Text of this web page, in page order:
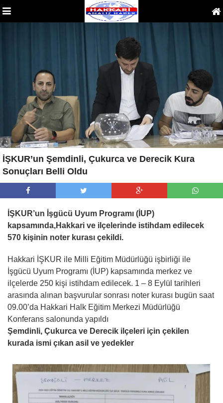
İŞKUR’un Şemdinli, Çukurca ve Derecik Kura
Sonuçları Belli Oldu
İŞKUR’un İşgücü Uyum Programı (İUP)
kapsamında,Hakkari ve ilçelerinde istihdam edilecek
570 kişinin noter kurası çekildi.
Hakkari İŞKUR ile Milli Eğitim Müdürlüğü işbirliği ile
İşgücü Uyum Programı (İUP) kapsamında merkez ve
ilçelerde 250 kişi istihdam edilecek. 1 – 8 Eylül tarihleri
arasında alınan başvurular sonrası noter kurası bugün saat
09.00’da Hakkari Halk Eğitim Merkezi Müdürlüğü
Konferans salonunda yapıldı
Şemdinli, Çukurca ve Derecik ilçeleri için çekilen
kurada ismi çıkan asil ve yedekler